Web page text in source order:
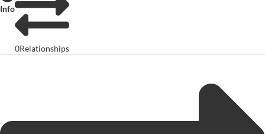
Info
0Relationships